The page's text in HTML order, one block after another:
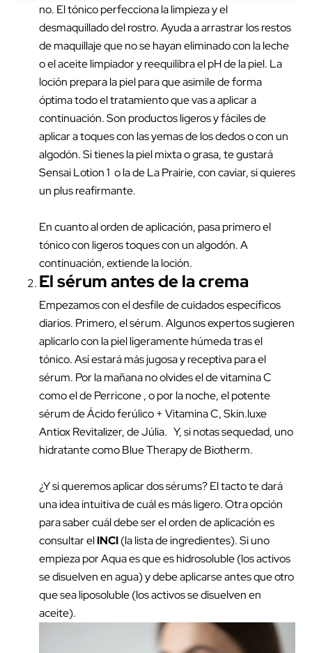
no. El tónico perfecciona la limpieza y el
desmaquillado del rostro. Ayuda a arrastrar los restos
de maquillaje que no se hayan eliminado con la leche
o el aceite limpiador y reequilibra el pH de la piel. La
loción prepara la piel para que asimile de forma
óptima todo el tratamiento que vas a aplicar a
continuación. Son productos ligeros y fáciles de
aplicar a toques con las yemas de los dedos o con un
algodón. Si tienes la piel mixta o grasa, te gustará
Sensai Lotion 1 o la deLa Prairie, con caviar, si quieres
un plus reafirmante.
En cuanto al orden de aplicación, pasa primero el
tónico con ligeros toques con un algodón. A
continuación, extiende la loción.
Elsérumantes de la crema
Empezamos con el desfile de cuidados específicos
diarios. Primero, el sérum. Algunos expertos sugieren
aplicarlo con la piel ligeramente húmeda tras el
tónico. Así estará más jugosa y receptiva para el
sérum. Por la mañana no olvides el de vitamina C
como el dePerricone, o por la noche, el potente
sérum de Ácido ferúlico + Vitamina C,Skin.luxe
Antiox Revitalizer, de Júlia. Y, si notas sequedad, uno
hidratante comoBlue Therapyde Biotherm.
¿Y si queremos aplicar dos sérums? El tacto te dará
una idea intuitiva de cuál es más ligero. Otra opción
para saber cuál debe ser el orden de aplicación es
consultar elINCI(la lista de ingredientes). Si uno
empieza por Aqua es que es hidrosoluble (los activos
se disuelven en agua) y debe aplicarse antes que otro
que sea liposoluble (los activos se disuelven en
aceite).